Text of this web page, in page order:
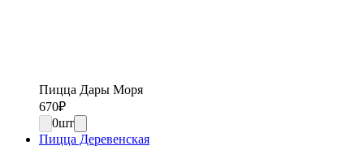
Пицца Дары Моря
670₽
0шт
Пицца Деревенская